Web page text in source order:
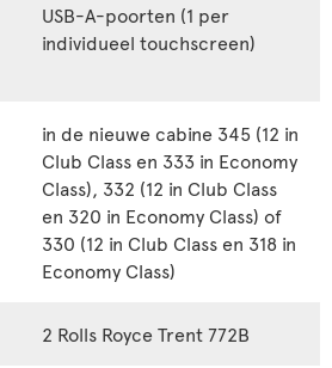
USB-A-poorten (1 per
individueel touchscreen)
in de nieuwe cabine 345 (12 in
Club Class en 333 in Economy
Class), 332 (12 in Club Class
en 320 in Economy Class) of
330 (12 in Club Class en 318 in
Economy Class)
2 Rolls Royce Trent 772B